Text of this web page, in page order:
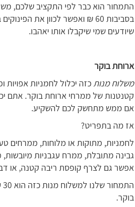
התמחור הוא כבר לפי התקציב שלכם,
בסביבות 60 ₪ ואפשר לכוון את הפינוקים ב
שיודעים שמי שיקבלו אותו יאהבו.
ארוחת בוקר
משלוח מנותכזה יכלול לחמניות אפויות
קטנטנות של ממרחי ארוחת בוקר. אתם
אם ממש מתחשק לכם להשקיע.
אז מה בתפריט?
לחמניות, מתוקות או מלוחות, ממרחים
גבינה מתובלת, ממרח עגבניות
אפשר גם לצרף קופסת ריבה קטנה, או
בוקר.